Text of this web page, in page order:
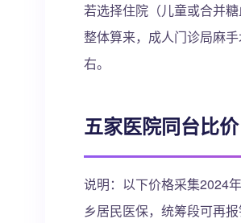
若选择住院（儿童或合并
整体算来，成人门诊局麻
右。
五家医院同台比
说明：以下价格采集2024
乡居民医保，统筹段可再